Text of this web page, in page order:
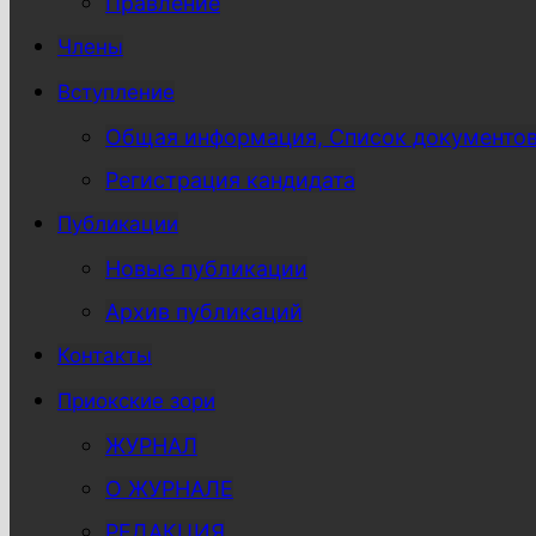
Члены
Вступление
Общая информация, Список
Регистрация кандидата
Публикации
Новые публикации
Архив публикаций
Контакты
Приокские зори
ЖУРНАЛ
О ЖУРНАЛЕ